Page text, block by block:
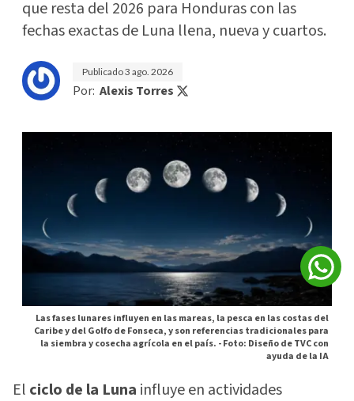
que resta del 2026 para Honduras con las
fechas exactas de Luna llena, nueva y cuartos.
Publicado3 ago. 2026
Por: Alexis Torres
Las fases lunares influyen en las mareas, la pesca en las costas del
Caribe y del Golfo de Fonseca, y son referencias tradicionales para
la siembra y cosecha agrícola en el país. -Foto: Diseño de TVC con
ayuda de la IA
El ciclo de la Luna influye en actividades